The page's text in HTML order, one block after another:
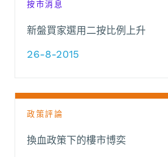
按市消息
新盤買家選用二按比例上升
26-8-2015
政策評論
換血政策下的樓市博奕